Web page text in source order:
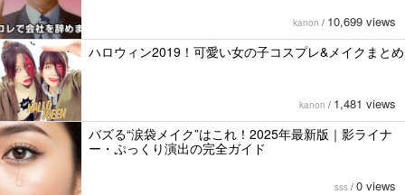
kanon / 10,699 views
ハロウィン2019！可愛い女の子コスプレ&メイクまとめ
kanon / 1,481 views
バズる“涙袋メイク”はこれ！2025年最新版｜影ライナ
ー・ぷっくり演出の完全ガイド
sss / 0 views